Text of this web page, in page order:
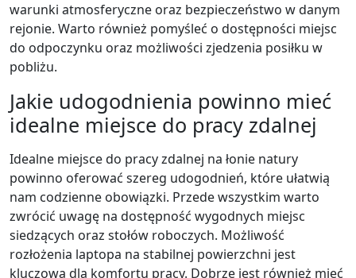
warunki atmosferyczne oraz bezpieczeństwo w danym
rejonie. Warto również pomyśleć o dostępności miejsc
do odpoczynku oraz możliwości zjedzenia posiłku w
pobliżu.
Jakie udogodnienia powinno mieć
idealne miejsce do pracy zdalnej
Idealne miejsce do pracy zdalnej na łonie natury
powinno oferować szereg udogodnień, które ułatwią
nam codzienne obowiązki. Przede wszystkim warto
zwrócić uwagę na dostępność wygodnych miejsc
siedzących oraz stołów roboczych. Możliwość
rozłożenia laptopa na stabilnej powierzchni jest
kluczowa dla komfortu pracy. Dobrze jest również mieć